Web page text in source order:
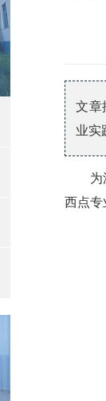
文章
业实
西点专